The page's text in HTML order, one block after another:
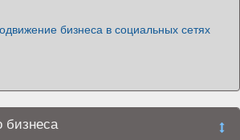
бизнеса в социальных сетях
бизнеса